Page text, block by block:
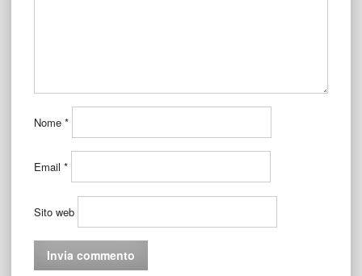
Nome *
Email *
Sito web